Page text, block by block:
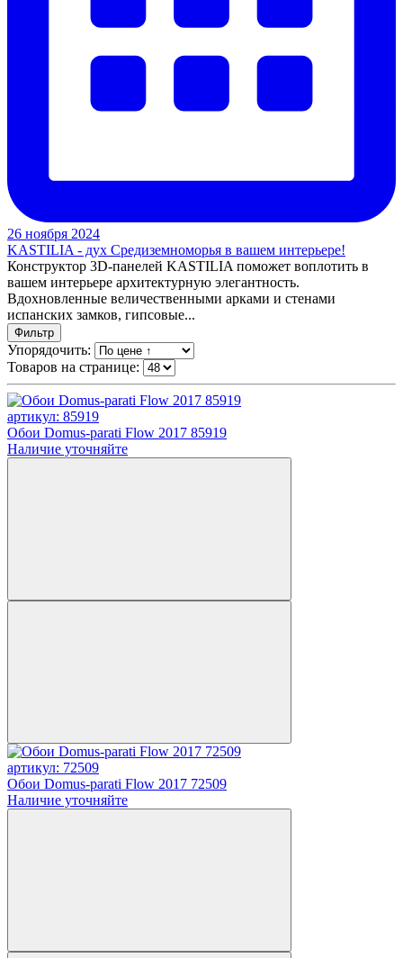
26 ноября 2024
KASTILIA - дух Средиземноморья в вашем интерьере!
Конструктор 3D-панелей KASTILIA поможет воплотить в
вашем интерьере архитектурную элегантность.
Вдохновленные величественными арками и стенами
испанских замков, гипсовые...
Фильтр
Упорядочить:
Товаров на странице:
артикул: 85919
Обои Domus-parati Flow 2017 85919
Наличие уточняйте
артикул: 72509
Обои Domus-parati Flow 2017 72509
Наличие уточняйте